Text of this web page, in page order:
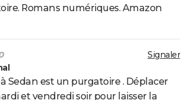
Romans numériques. Amazon
Signaler
Sedan est un purgatoire . Déplacer
et vendredi soir pour laisser la